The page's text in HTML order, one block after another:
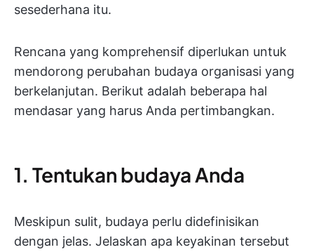
sesederhana itu.
Rencana yang komprehensif diperlukan untuk
mendorong perubahan budaya organisasi yang
berkelanjutan. Berikut adalah beberapa hal
mendasar yang harus Anda pertimbangkan.
1. Tentukan budaya Anda
Meskipun sulit, budaya perlu didefinisikan
dengan jelas. Jelaskan apa keyakinan tersebut